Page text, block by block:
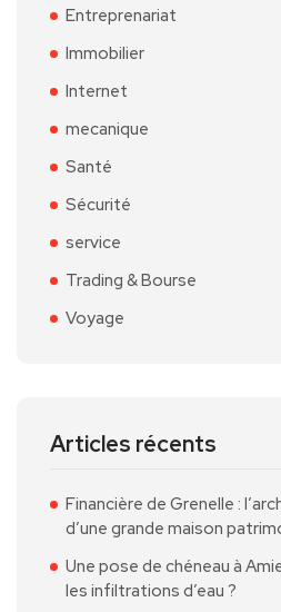
Entreprenariat
Immobilier
Internet
mecanique
Santé
Sécurité
service
Trading & Bourse
Voyage
Articles récents
Financière de Grenelle :
d’une grande maison
Une pose de chéneau à
les infiltrations d’eau ?